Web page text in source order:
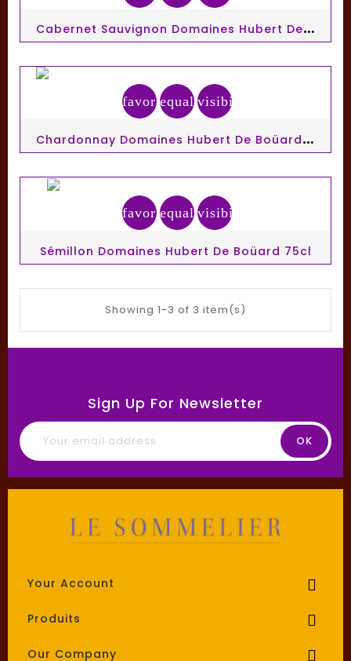
C
Abernet Sauvignon Domaines Hubert De Boüard 75cl
favorite_border
equalizervisibility
C
Hardonnay Domaines Hubert De Boüard 75cl
favorite_border
equalizervisibility
Sémillon Domaines Hubert De Boüard 75cl
Showing 1-3 of 3 item(s)
Sign Up For Newsletter
Your Account 
Produits 
Our Company 